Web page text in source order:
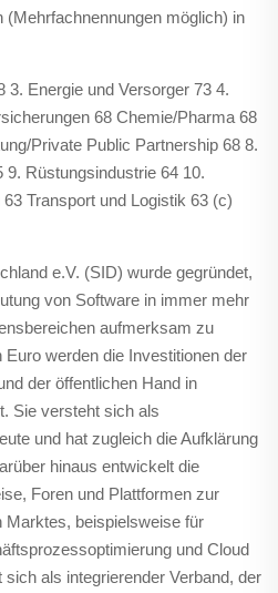
möglich) in
3. Energie und Versorger 73 4.
68 Chemie/Pharma 68
Private Public Partnership 68 8.
Rüstungsindustrie 64 10.
Transport und Logistik 63 (c)
e.V. (SID) wurde gegründet,
von Software in immer mehr
aufmerksam zu
werden die Investitionen der
der öffentlichen Hand in
Sie versteht sich als
und hat zugleich die Aufklärung
hinaus entwickelt die
Foren und Plattformen zur
beispielsweise für
und Cloud
als integrierender Verband, der